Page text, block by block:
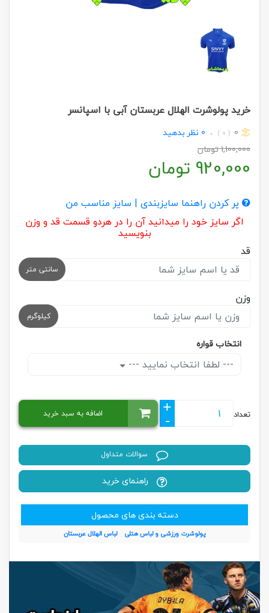
خرید پولوشرت الهلال عربستان آبی با اسپانسر
0
( 0 )
0 نظر بدهید
1,100,000تومان
920,000 تومان
پر کردن راهنما سایزبندی | سایز مناسب من
اگر سایز خود را میدانید آن را در هردو قسمت قد و وزن
بنویسید
قد
سانتی متر
وزن
کیلوگرم
انتخاب قواره
--- لطفا انتخاب نمایید ---
تعداد
+
-
اضافه به سبد خرید
سوالات متداول
راهنمای خرید
دسته بندی های محصول
پولوشرت ورزشی و لباس هتلی لباس الهلال عربستان